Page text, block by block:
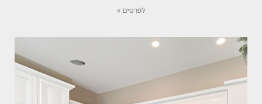
לפרטים »